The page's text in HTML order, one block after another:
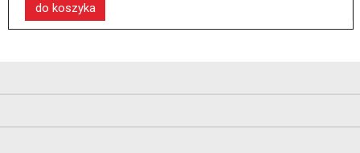
do koszyka